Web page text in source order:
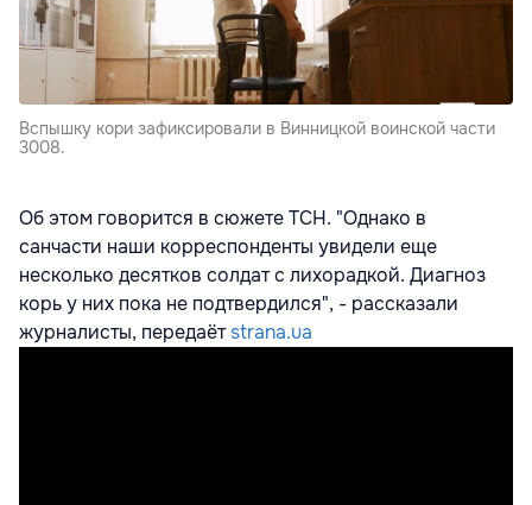
Вспышку кори зафиксировали в Винницкой воинской части
3008.
Об этом говорится в сюжете ТСН. "Однако в
санчасти наши корреспонденты увидели еще
несколько десятков солдат с лихорадкой. Диагноз
корь у них пока не подтвердился", - рассказали
журналисты, передаётstrana.ua